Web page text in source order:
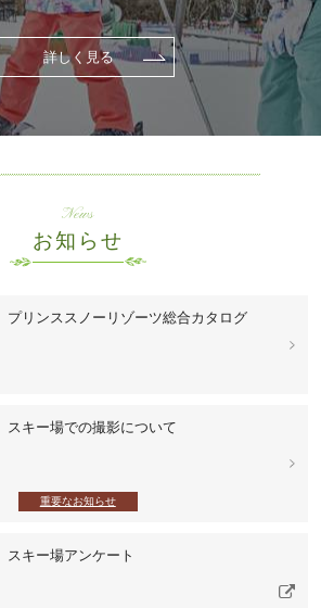
詳しく見る
News
お知らせ
プリンススノーリゾーツ総合カタログ
スキー場での撮影について
重要なお知らせ
スキー場アンケート